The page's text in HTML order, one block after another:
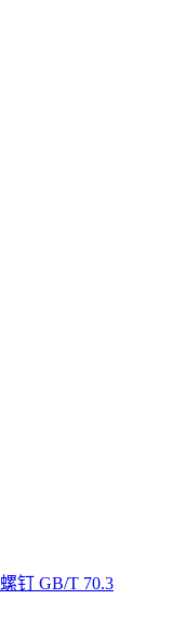
钉 GB/T 70.3